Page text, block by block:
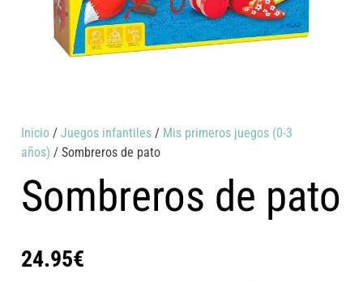
Inicio /Juegos infantiles / Mis primeros juegos (0-3
años) / Sombreros de pato
Sombreros de pato
24.95€